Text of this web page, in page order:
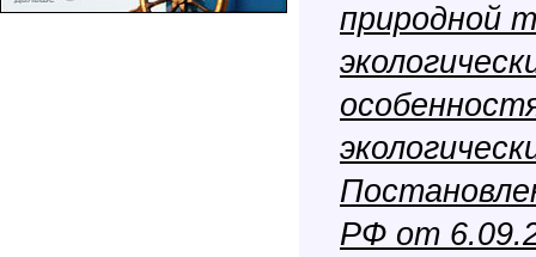
природной
РФ от